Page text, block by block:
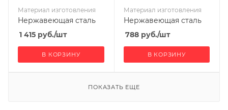
Материал изготовления
Нержавеющая сталь
1 415 руб./шт
В КОРЗИНУ
Материал изготовления
Нержавеющая сталь
788руб./шт
В КОРЗИНУ
ПОКАЗАТЬ ЕЩЕ